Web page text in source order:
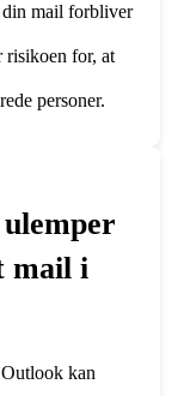
din mail forbliver
risikoen for, at
personer.
mail i
kan